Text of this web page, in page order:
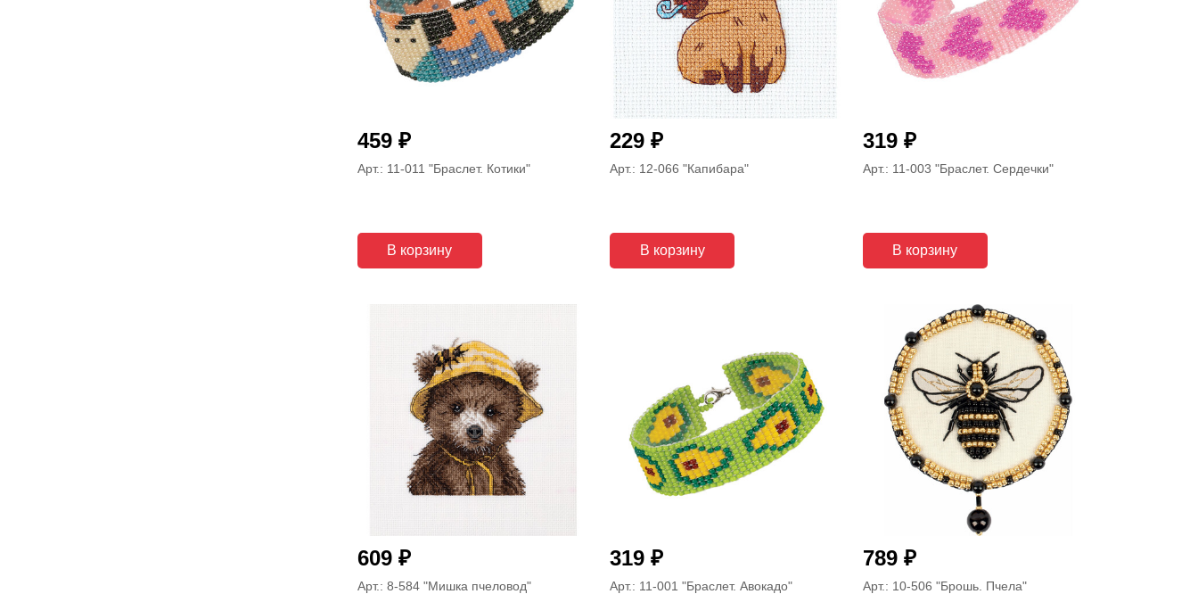
459 ₽
Арт.: 11-011 "Браслет. Котики"
В корзину
229₽
Арт.: 12-066"Капибара"
В корзину
319 ₽
Арт.: 11-003 "Браслет. Сердечки"
В корзину
609 ₽
Арт.: 8-584 "Мишка пчеловод"
319₽
Арт.: 11-001"Браслет. Авокадо"
789 ₽
Арт.: 10-506 "Брошь. Пчела"